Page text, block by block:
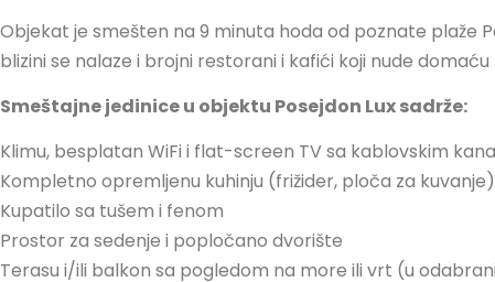
Objekat je smešten na 9 minuta hoda od poznate plaže
blizini se nalaze i brojni restorani i kafići koji nude domaću
Smeštajne jedinice u objektu Posejdon Lux sadrže:
Klimu, besplatan WiFi i flat-screen TV sa kablovskim
Kompletno opremljenu kuhinju (frižider, ploča za kuvanje)
Kupatilo sa tušem i fenom
Prostor za sedenje i popločano dvorište
Terasu i/ili balkon sa pogledom na more ili vrt (u